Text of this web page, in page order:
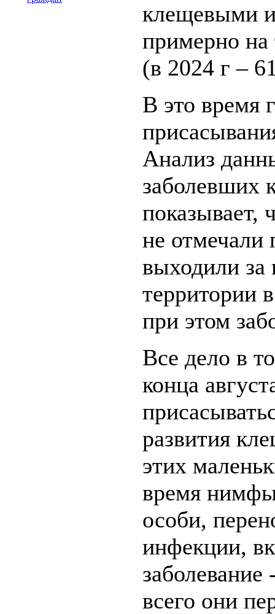
клещевыми
примерно на
(в 2024 г –
В это время
Анализ
заболевших
показывает,
не отмечали
выходили за
территории
при этом
Все дело в
конца
развития
этих
время
особи,
инфекции,
всего они